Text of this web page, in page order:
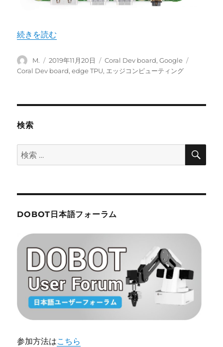
“Google Coral Dev board とは” の
続きを読む
投
稿
M.
投
稿
2019年11月20日
カ
テ
Coral Dev board,Google
Coral Dev board,edge TPU, エッジコンピューティング
検索
検
索:
検
DOBOT日本語フォーラム
参加方法はこちら